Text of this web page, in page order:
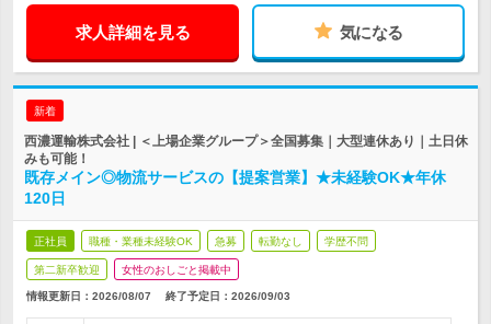
求人詳細を見る 気になる
新着
西濃運輸株式会社 | ＜上場企業グループ＞全国募集｜大型連休あり｜土日休
みも可能！
既存メイン◎物流サービスの【提案営業】★未経験OK★年休
120日
正社員 職種・業種未経験OK 急募 転勤なし 学歴不問
第二新卒歓迎 女性のおしごと掲載中
情報更新日：2026/08/07 終了予定日： 2026/09/03